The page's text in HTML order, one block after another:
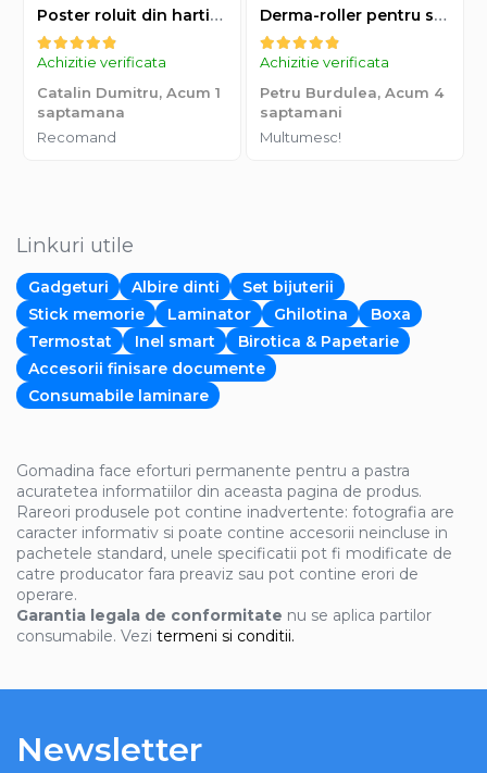
Poster roluit din hartie Leonardo Da Vinci, Vitruvian Man, vintage, 51x35 cm
Achizitie verificata
Catalin Dumitru, Acum 1
saptamana
Recomand
Derma-roller pentru stimularea cresterii parului, scalp si barba, Beard Roller
Achizitie verificata
Petru Burdulea, Acum 4
saptamani
Multumesc!
Linkuri utile
Gadgeturi Albire dinti
Set bijuterii
Stick memorie
Laminator Ghilotina
Boxa
Termostat
Inel smart
Birotica & Papetarie
Accesorii finisare documente
Consumabile laminare
Gomadina face eforturi permanente pentru a pastra
acuratetea informatiilor din aceasta pagina de produs.
Rareori produsele pot contine inadvertente: fotografia are
caracter informativ si poate contine accesorii neincluse in
pachetele standard, unele specificatii pot fi modificate de
catre producator fara preaviz sau pot contine erori de
operare.
Garantia legala de conformitate nu se aplica partilor
consumabile. Vezi termeni si conditii.
Newsletter